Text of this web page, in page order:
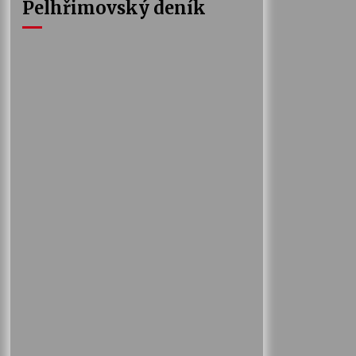
Pelhřimovský deník